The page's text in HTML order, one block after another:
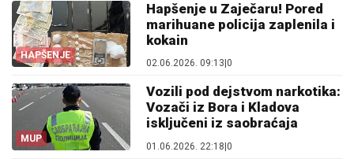
HAPŠENJE
Hapšenje u Zaječaru! Pored
marihuane policija zaplenila i
kokain
02.06.2026. 09:13 0
MUP
Vozili pod dejstvom narkotika:
Vozači iz Bora i Kladova
isključeni iz saobraćaja
01.06.2026. 22:18|0